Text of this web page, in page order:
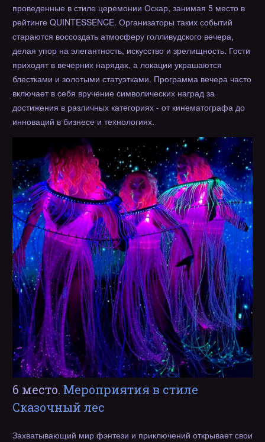
проведенные в стиле церемонии Оскар, занимая 5 место в
рейтинге QUINTESSENCE. Организаторы таких событий
стараются воссоздать атмосферу голливудского вечера,
делая упор на элегантность, искусство и зрелищность. Гости
приходят в вечерних нарядах, а локации украшаются
блестками и золотыми статуэтками. Программа вечера часто
включает в себя вручение символических наград за
достижения в различных категориях - от кинематографа до
инноваций в бизнесе и технологиях.
6 место. Мероприятия в стиле
Сказочный лес
Захватывающий мир фэнтези и приключений открывает свои